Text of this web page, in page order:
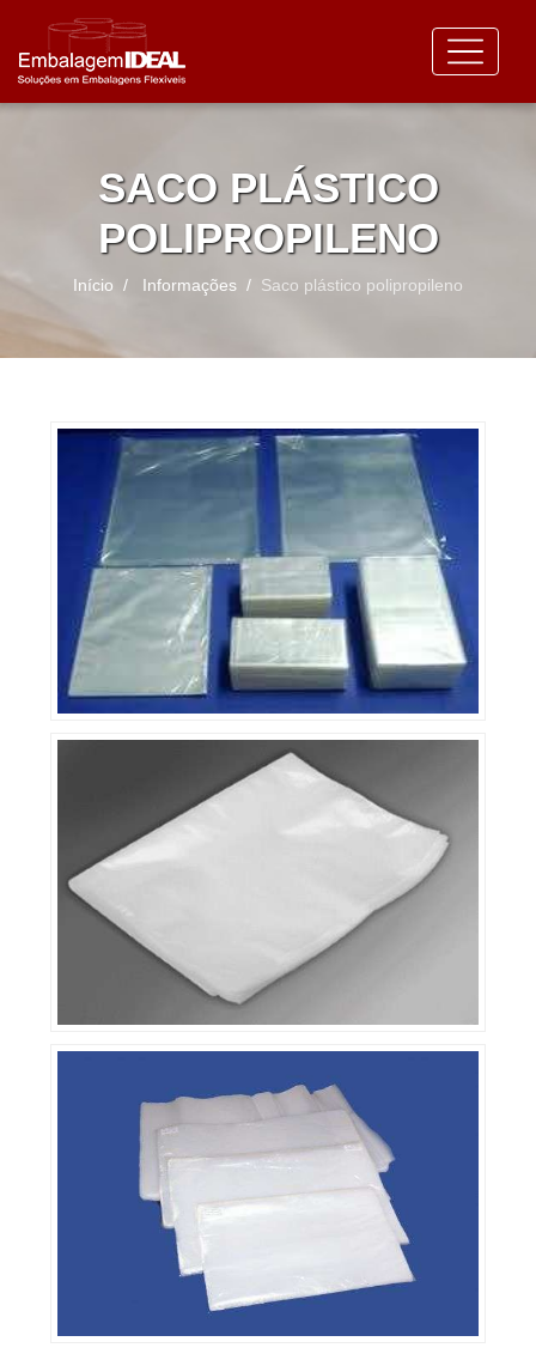
SACO PLÁSTICO
POLIPROPILENO
Início Informações Saco plástico polipropileno